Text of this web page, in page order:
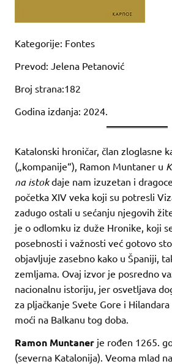
Kategorije: Fontes
Prevod: Jelena Petanović
Broj strana:182
Godina izdanja: 2024.
Katalonski hroničar, član zloglasne
(„kompanije“), Ramon Muntaner u
na istokdaje nam izuzetan i
početka XIV veka koji su potresli
zadugo ostali u sećanju njegovih
je o odlomku iz duže Hronike, koji
posebnosti i važnosti već gotovo
objavljuje zasebno kako u Španiji,
zemljama. Ovaj izvor je posredno
nacionalnu istoriju, jer osvetljava
za pljačkanje Svete Gore i
moći na Balkanu tog doba.
Ramon Muntaner je rođen 1265.
(severna Katalonija). Veoma mlad